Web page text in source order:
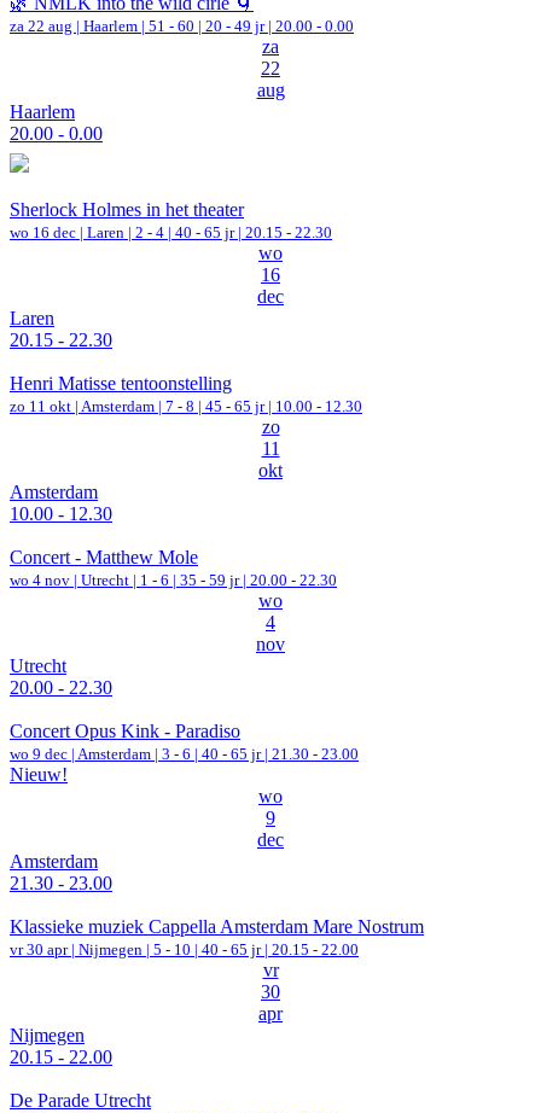
za 22 aug | Haarlem | 51 - 60 | 20 - 49 jr | 20.00 - 0.00
za
22
aug
Haarlem
20.00 - 0.00
Sherlock Holmes in het theater
wo 16 dec | Laren | 2 - 4 | 40 - 65 jr | 20.15 - 22.30
wo
16
dec
Laren
20.15 - 22.30
Henri Matisse tentoonstelling
zo 11 okt | Amsterdam | 7 - 8 | 45 - 65 jr | 10.00 - 12.30
zo
11
okt
Amsterdam
10.00 - 12.30
Concert - Matthew Mole
wo 4 nov | Utrecht | 1 - 6 | 35 - 59 jr | 20.00 - 22.30
wo
4
nov
Utrecht
20.00 - 22.30
Concert Opus Kink - Paradiso
wo 9 dec | Amsterdam | 3 - 6 | 40 - 65 jr | 21.30 - 23.00
Nieuw!
wo
9
dec
Amsterdam
21.30 - 23.00
Klassieke muziek Cappella Amsterdam Mare Nostrum
vr 30 apr | Nijmegen | 5 - 10 | 40 - 65 jr | 20.15 - 22.00
vr
30
apr
Nijmegen
20.15 - 22.00
De Parade Utrecht